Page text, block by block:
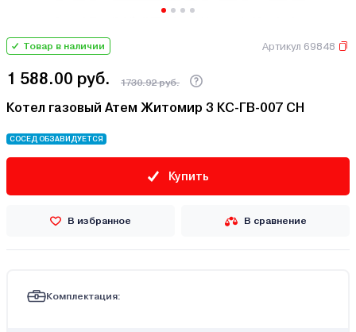
Товар в наличии Артикул 69848
1 588.00 руб. 1730.92 руб.
Котел газовый Атем Житомир 3 КС-ГВ-007 СН
СОСЕД ОБЗАВИДУЕТСЯ
Купить
В избранное В сравнение
Комплектация: